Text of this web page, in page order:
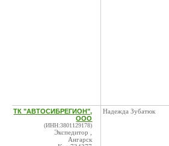
ТК "АВТОСИБРЕГИОН",
ООО
(ИНН:3801129178)
Экспедитор ,
Ангарск
Надежда Зубатюк